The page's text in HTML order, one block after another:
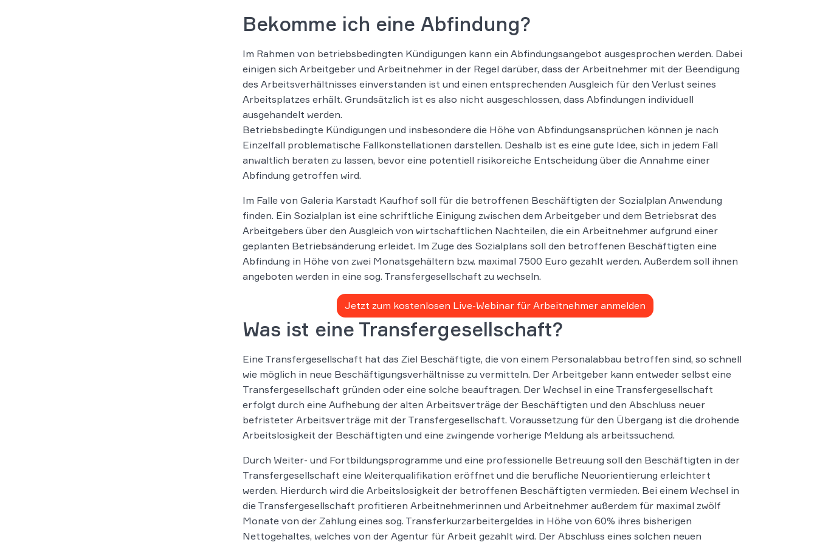
Bekomme ich eine Abfindung?
Im Rahmen von betriebsbedingten Kündigungen kann ein Abfindungsangebot ausgesprochen werden. Dabei
einigen sich Arbeitgeber und Arbeitnehmer in der Regel darüber, dass der Arbeitnehmer mit der Beendigung
des Arbeitsverhältnisses einverstanden ist und einen entsprechenden Ausgleich für den Verlust seines
Arbeitsplatzes erhält. Grundsätzlich ist es also nicht ausgeschlossen, dass Abfindungen individuell
ausgehandelt werden.
Betriebsbedingte Kündigungen und insbesondere die Höhe von Abfindungsansprüchen können je nach
Einzelfall problematische Fallkonstellationen darstellen. Deshalb ist es eine gute Idee, sich in jedem Fall
anwaltlich beraten zu lassen, bevor eine potentiell risikoreiche Entscheidung über die Annahme einer
Abfindung getroffen wird.
Im Falle von Galeria Karstadt Kaufhof soll für die betroffenen Beschäftigten der Sozialplan Anwendung
finden. Ein Sozialplan ist eine schriftliche Einigung zwischen dem Arbeitgeber und dem Betriebsrat des
Arbeitgebers über den Ausgleich von wirtschaftlichen Nachteilen, die ein Arbeitnehmer aufgrund einer
geplanten Betriebsänderung erleidet. Im Zuge des Sozialplans soll den betroffenen Beschäftigten eine
Abfindung in Höhe von zwei Monatsgehältern bzw. maximal 7500 Euro gezahlt werden. Außerdem soll ihnen
angeboten werden in eine sog. Transfergesellschaft zu wechseln.
Jetzt zum kostenlosen Live-Webinar für Arbeitnehmer anmelden
Was ist eine Transfergesellschaft?
Eine Transfergesellschaft hat das Ziel Beschäftigte, die von einem Personalabbau betroffen sind, so schnell
wie möglich in neue Beschäftigungsverhältnisse zu vermitteln. Der Arbeitgeber kann entweder selbst eine
Transfergesellschaft gründen oder eine solche beauftragen. Der Wechsel in eine Transfergesellschaft
erfolgt durch eine Aufhebung der alten Arbeitsverträge der Beschäftigten und den Abschluss neuer
befristeter Arbeitsverträge mit der Transfergesellschaft. Voraussetzung für den Übergang ist die drohende
Arbeitslosigkeit der Beschäftigten und eine zwingende vorherige Meldung als arbeitssuchend.
Durch Weiter- und Fortbildungsprogramme und eine professionelle Betreuung soll den Beschäftigten in der
Transfergesellschaft eine Weiterqualifikation eröffnet und die berufliche Neuorientierung erleichtert
werden. Hierdurch wird die Arbeitslosigkeit der betroffenen Beschäftigten vermieden. Bei einem Wechsel in
die Transfergesellschaft profitieren Arbeitnehmerinnen und Arbeitnehmer außerdem für maximal zwölf
Monate von der Zahlung eines sog. Transferkurzarbeitergeldes in Höhe von 60% ihres bisherigen
Nettogehaltes, welches von der Agentur für Arbeit gezahlt wird. Der Abschluss eines solchen neuen